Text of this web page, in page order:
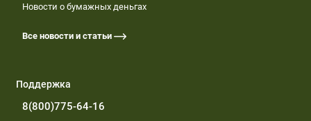
Новости о бумажных деньгах
Все новости и статьи
Поддержка
8(800)775-64-16